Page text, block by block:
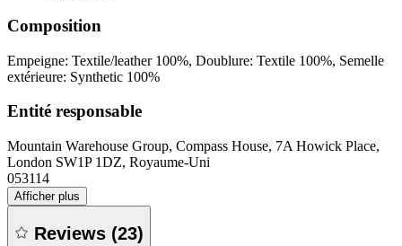
Composition
Empeigne: Textile/leather 100%, Doublure: Textile 100%, Semelle
extérieure: Synthetic 100%
Entité responsable
Mountain Warehouse Group, Compass House, 7A Howick Place,
London SW1P 1DZ, Royaume-Uni
053114
Afficher plus
Reviews (23)